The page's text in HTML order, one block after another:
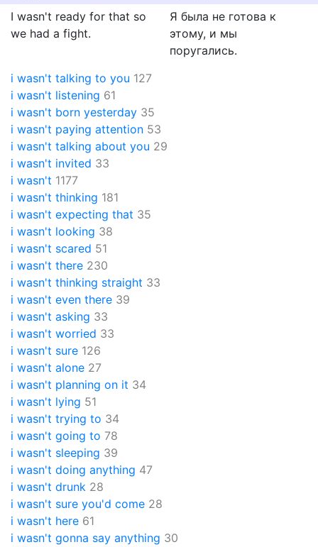
I wasn't ready for that so
we had a fight.
Я была не готова к
этому, и мы
поругались.
i wasn't talking to you 127
i wasn't listening 61
i wasn't born yesterday 35
i wasn't paying attention 53
i wasn't talking about you 29
i wasn't invited 33
i wasn't 1177
i wasn't thinking 181
i wasn't expecting that 35
i wasn't looking 38
i wasn't scared 51
i wasn't there 230
i wasn't thinking straight 33
i wasn't even there 39
i wasn't asking 33
i wasn't worried 33
i wasn't sure 126
i wasn't alone 27
i wasn't planning on it 34
i wasn't lying 51
i wasn't trying to 34
i wasn't going to 78
i wasn't sleeping 39
i wasn't doing anything 47
i wasn't drunk 28
i wasn't sure you'd come 28
i wasn't here 61
i wasn't gonna say anything 30